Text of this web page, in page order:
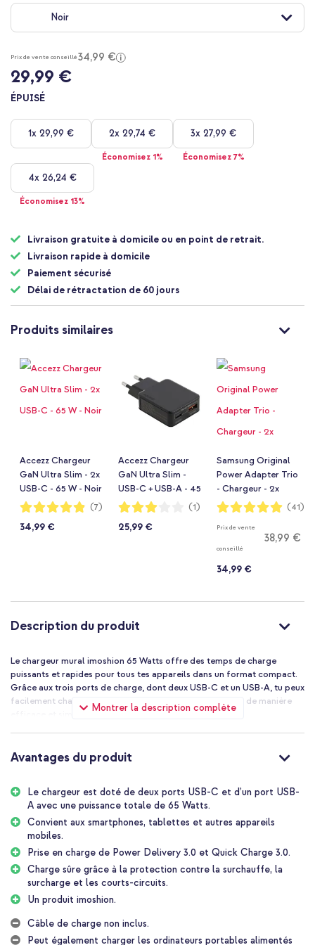
au
de
Galerie
d’images
Noir
Prix de vente conseillé34,99 €
29,99 €
ÉPUISÉ
1x 29,99 € 2x 29,74 €
Économisez 1%
3x 27,99 €
Économisez 7%
4x 26,24 €
Économisez 13%
Livraison gratuite à domicile ou en point de retrait.
Livraison rapide à domicile
Paiement sécurisé
Délai de rétractation de 60 jours
Produits similaires
Accezz Chargeur
GaN Ultra Slim - 2x
USB-C - 65 W - Noir
Notation:
97%
(7)
34,99 €
Accezz Chargeur
GaN Ultra Slim -
USB-C + USB-A - 45
W - Noir
Notation:
60%
(1)
25,99 €
Samsung Original
Power Adapter Trio
- Chargeur - 2x
connexion USB-C et
rapide - 65W - Noir
Notation:
99%
(41)
Prix de vente
conseillé
38,99 €
34,99 €
Description du produit
Montrer la description complète
Le chargeur mural imoshion 65 Watts offre des temps de charge
puissants et rapides pour tous tes appareils dans un format compact.
Grâce aux trois ports de charge, dont deux USB-C et un USB-A, tu peux
facilement charger plusieurs appareils en toute sécurité, de manière
efficace et simultanée.
Ce chargeur est équipé de deux ports USB-C et d’un port USB-A, ce
qui te permet de charger sans problème plusieurs appareils à la fois,
distribution intelligente de la puissance garantit que chaque appareil
est chargé efficacement, peu importe combien sont connectés en
même temps.
Sûr, compact et rapide
Grâce à la technologie GaN, le chargeur reste compact tout en
offrant des vitesses de charge puissantes sans surchauffe. La prise en
charge de Quick Charge 3.0 et Power Delivery 3.0 garantit que tes
appareils sont complètement chargés en un rien de temps, tout en
pour la sécurité de tes équipements.
Avantages du produit
Le chargeur est doté de deux ports USB-C et d’un port USB-
A avec une puissance totale de 65 Watts.
Convient aux smartphones, tablettes et autres appareils
mobiles.
Prise en charge de Power Delivery 3.0 et Quick Charge 3.0.
Charge sûre grâce à la protection contre la surchauffe, la
surcharge et les courts-circuits.
Un produit imoshion.
Câble de charge non inclus.
Peut également charger les ordinateurs portables alimentés